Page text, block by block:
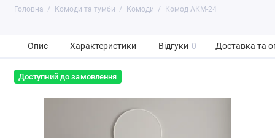
Головна Комоди та тумби Комоди Комод АКМ-24
Опис Характеристики Відгуки 0 Доставка та
Доступний до замовлення